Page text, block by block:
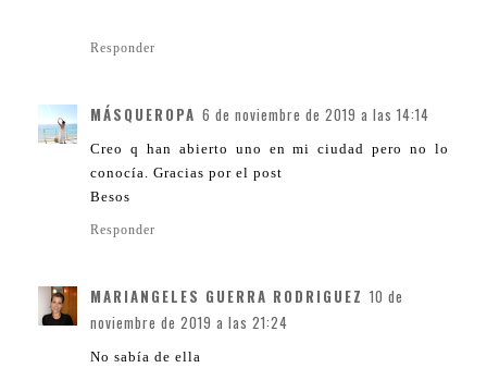
Responder
MÁSQUEROPA 6 de noviembre de 2019 a las 14:14
Creo q han abierto uno en mi ciudad pero no lo
conocía. Gracias por el post
Besos
Responder
MARIANGELES GUERRA RODRIGUEZ 10 de
noviembre de 2019 a las 21:24
No sabía de ella